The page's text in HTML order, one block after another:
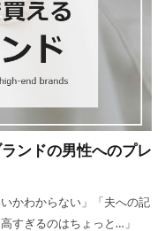
ンドの男性へのプレ
かわからない」「夫への記
すぎるのはちょっと…」